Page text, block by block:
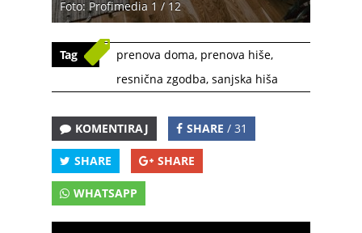
Foto: Profimedia 1 / 12
Tag prenova doma, prenova hiše,
resnična zgodba, sanjska hiša
KOMENTIRAJ SHARE / 31
SHARE SHARE
WHATSAPP